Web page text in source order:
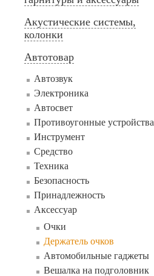
Акустические системы,
колонки
Автотовар
Автозвук
Электроника
Автосвет
Противоугонные устройства
Инструмент
Средство
Техника
Безопасность
Принадлежность
Аксессуар
Очки
Держатель очков
Автомобильные гаджеты
Вешалка на подголовник